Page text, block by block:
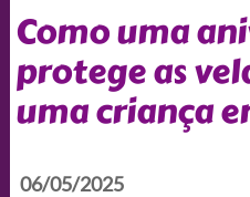
Como uma
protege as
uma criança
06/05/2025